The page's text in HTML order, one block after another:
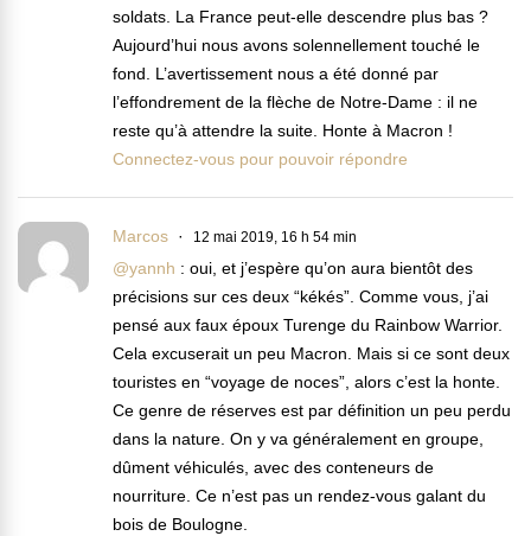
soldats. La France peut-elle descendre plus bas ?
Aujourd’hui nous avons solennellement touché le
fond. L’avertissement nous a été donné par
l’effondrement de la flèche de Notre-Dame : il ne
reste qu’à attendre la suite. Honte à Macron !
Connectez-vous pour pouvoir répondre
Marcos 12 mai 2019, 16 h 54 min
@yannh : oui, et j’espère qu’on aura bientôt des
précisions sur ces deux “kékés”. Comme vous, j’ai
pensé aux faux époux Turenge du Rainbow Warrior.
Cela excuserait un peu Macron. Mais si ce sont deux
touristes en “voyage de noces”, alors c’est la honte.
Ce genre de réserves est par définition un peu perdu
dans la nature. On y va généralement en groupe,
dûment véhiculés, avec des conteneurs de
nourriture. Ce n’est pas un rendez-vous galant du
bois de Boulogne.